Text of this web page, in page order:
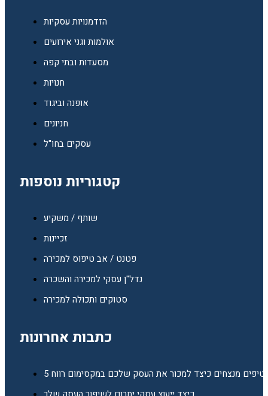
הזדמנויות עסקיות
אולמות וגני אירועים
מסעדות ובתי קפה
חנויות
אופנה וביגוד
חניונים
עסקים בחו"ל
קטגוריות נוספות
שותף / משקיע
זכיינות
פטנט / אב טיפוס למכירה
נדל"ן עסקי למכירה והשכרה
סטוקים ותכולה למכירה
כתבות אחרונות
5 טיפים מנצחים כיצד למכור את העסק שלכם במקסימום רווח